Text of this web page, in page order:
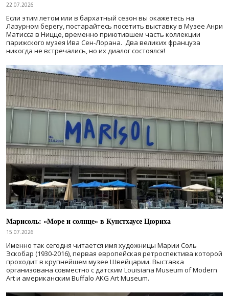
22.07.2026
Если этим летом или в бархатный сезон вы окажетесь на
Лазурном берегу, постарайтесь посетить выставку в Музее Анри
Матисса в Ницце, временно приютившем часть коллекции
парижского музея Ива Сен-Лорана. Два великих француза
никогда не встречались, но их диалог состоялся!
Марисоль: «Море и солнце» в Кунстхаусе Цюриха
15.07.2026
Именно так сегодня читается имя художницы Марии Соль
Эскобар (1930-2016), первая европейская ретроспектива которой
проходит в крупнейшем музее Швейцарии. Выставка
организована совместно с датским Louisiana Museum of Modern
Art и американским Buffalo AKG Art Museum.